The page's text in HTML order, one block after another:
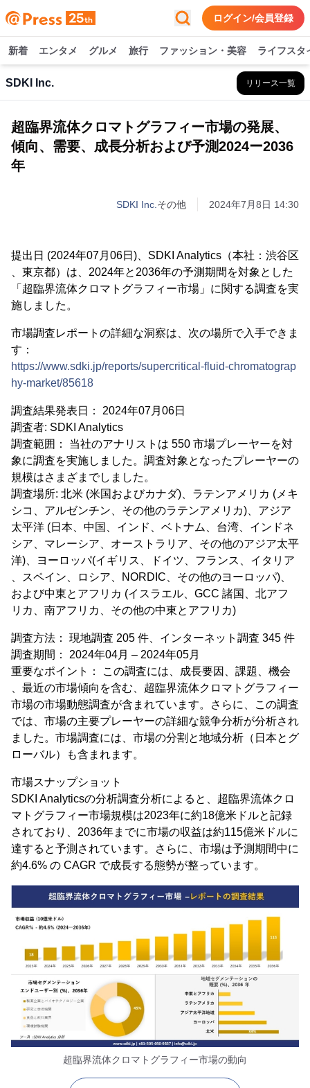
ログイン/会員登録
新着 エンタメ グルメ 旅行 ファッション・美容 ライフスタ
SDKI Inc. リリース一覧
超臨界流体クロマトグラフィー市場の発展、
傾向、需要、成長分析および予測2024ー2036
年
SDKI Inc. その他 2024年7月8日 14:30
提出日 (2024年07月06日)、SDKI Analytics（本社：渋谷区
、東京都）は、2024年と2036年の予測期間を対象とした
「超臨界流体クロマトグラフィー市場」に関する調査を実
施しました。
市場調査レポートの詳細な洞察は、次の場所で入手できま
す：
https://www.sdki.jp/reports/supercritical-fluid-chromatograp
hy-market/85618
調査結果発表日： 2024年07月06日
調査者: SDKI Analytics
調査範囲： 当社のアナリストは 550 市場プレーヤーを対
象に調査を実施しました。調査対象となったプレーヤーの
規模はさまざまでしました。
調査場所: 北米 (米国およびカナダ)、ラテンアメリカ (メキ
シコ、アルゼンチン、その他のラテンアメリカ)、アジア
太平洋 (日本、中国、インド、ベトナム、台湾、インドネ
シア、マレーシア、オーストラリア、その他のアジア太平
洋)、ヨーロッパ(イギリス、ドイツ、フランス、イタリア
、スペイン、ロシア、NORDIC、その他のヨーロッパ)、
および中東とアフリカ (イスラエル、GCC 諸国、北アフ
リカ、南アフリカ、その他の中東とアフリカ)
調査方法： 現地調査 205 件、インターネット調査 345 件
調査期間： 2024年04月 – 2024年05月
重要なポイント： この調査には、成長要因、課題、機会
、最近の市場傾向を含む、超臨界流体クロマトグラフィー
市場の市場動態調査が含まれています。さらに、この調査
では、市場の主要プレーヤーの詳細な競争分析が分析され
ました。市場調査には、市場の分割と地域分析（日本とグ
ローバル）も含まれます。
市場スナップショット
SDKI Analyticsの分析調査分析によると、超臨界流体クロ
マトグラフィー市場規模は2023年に約18億米ドルと記録
されており、2036年までに市場の収益は約115億米ドルに
達すると予測されています。さらに、市場は予測期間中に
約4.6% の CAGR で成長する態勢が整っています。
超臨界流体クロマトグラフィー市場の動向